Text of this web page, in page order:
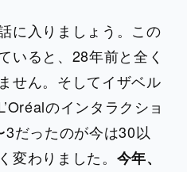
に入りましょう。この
いると、28年前と全く
せん。そしてイザベル
のインタラクショ
だったのが今は30以
変わりました。 今年、